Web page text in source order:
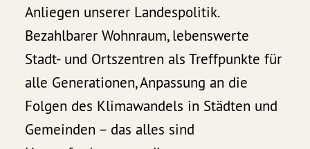
Anliegen unserer Landespolitik.
Bezahlbarer Wohnraum, lebenswerte
Stadt- und Ortszentren als Treffpunkte für
alle Generationen, Anpassung an die
Folgen des Klimawandels in Städten und
Gemeinden – das alles sind